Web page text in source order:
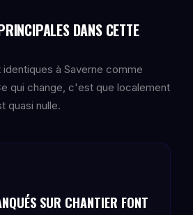
DANS CETTE
à Saverne comme
qui change, c'est que localement
quasi nulle.
SUR CHANTIER FONT